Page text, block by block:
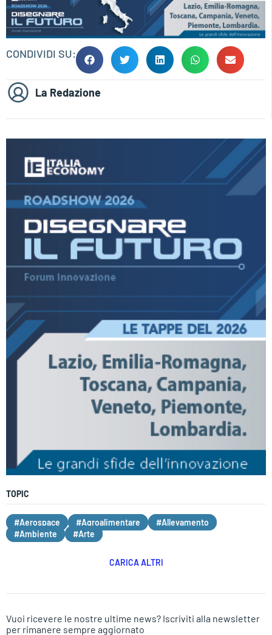
CONDIVIDI SU:
La Redazione
TOPIC
#Aerospace #Agroalimentare
#Allevamento
#Ambiente
#Arte
CARICA ALTRI
Vuoi ricevere le nostre ultime news? Iscriviti alla newsletter
per rimanere sempre aggiornato